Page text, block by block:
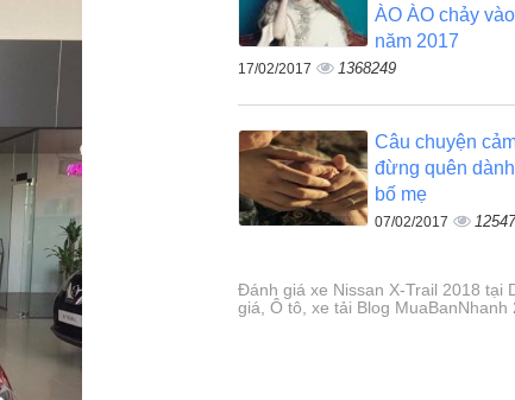
ÀO ÀO chảy
năm 2017
17/02/2017 1368249
Câu chuyện
đừng quên
bố mẹ
07/02/2017
Đánh giá xe Nissan X-Trail 2018 tại
giá, Ô tô, xe tải Blog MuaBanNhanh